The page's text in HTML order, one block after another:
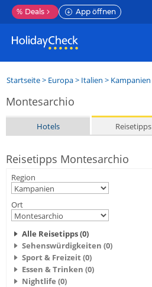
% Deals App öffnen
Startseite> Europa> Italien > Kampanien
Montesarchio
Hotels Reisetipps
Reisetipps Montesarchio
Region
Ort
Alle Reisetipps (0)
Sehenswürdigkeiten (0)
Sport & Freizeit (0)
Essen & Trinken (0)
Nightlife (0)